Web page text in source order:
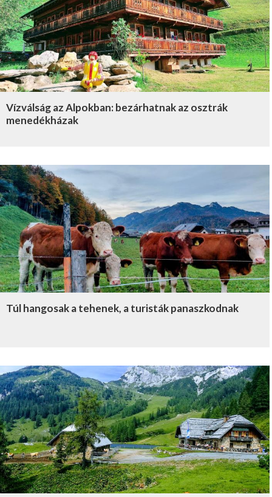
Vízválság az Alpokban: bezárhatnak az osztrák
menedékházak
Túl hangosak a tehenek, a turisták panaszkodnak